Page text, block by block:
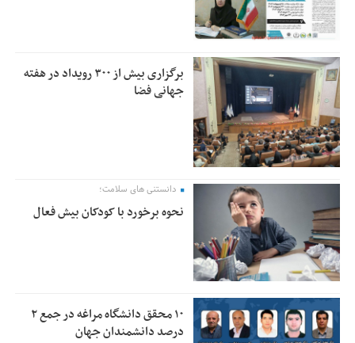
برگزاری بیش از ۳۰۰ رویداد در هفته
جهانی فضا
دانستنی های سلامت؛
نحوه برخورد با کودکان بیش فعال
۱۰ محقق دانشگاه مراغه در جمع ۲
درصد دانشمندان جهان